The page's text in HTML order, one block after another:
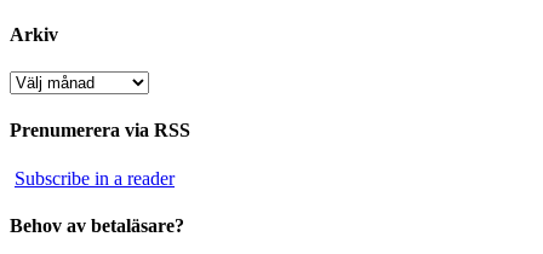
Arkiv
Arkiv
Prenumerera via RSS
Subscribe in a reader
Behov av betaläsare?